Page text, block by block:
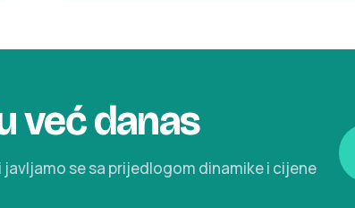
već danas
se sa prijedlogom dinamike i cijene